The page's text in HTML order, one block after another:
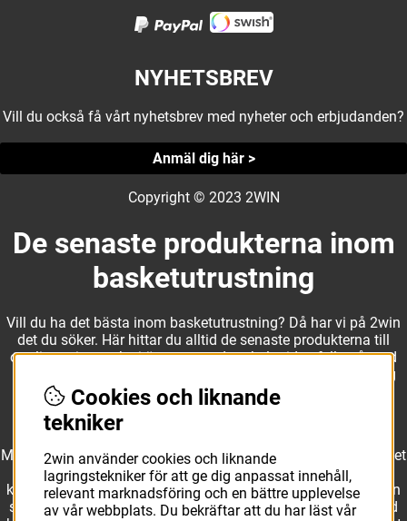
NYHETSBREV
Vill du också få vårt nyhetsbrev med nyheter och erbjudanden?
Anmäl dig här >
Copyright © 2023 2WIN
De senaste produkterna inom
basketutrustning
Vill du ha det bästa inom basketutrustning? Då har vi på 2win
det du söker. Här hittar du alltid de senaste produkterna till
otroliga priser, och vi är noga med att hela tiden fylla på med
nyheter i webbshopen. Det gör oss till ett naturligt val för dig
som vill ha utrustning som överträffar alla andra märken.
Med ett av Sveriges största kläd- och skosortiment inom basket
kan vi erbjuda allt som du eller din klubb behöver. Välj ut
kvalitativa basketbollar och basketskor från välkända märken
som Molten, Nike, Adidas och Spalding och komplettera med
Cookies och liknande
tekniker
2win använder cookies och liknande
lagringstekniker för att ge dig anpassat innehåll,
relevant marknadsföring och en bättre upplevelse
av vår webbplats. Du bekräftar att du har läst vår